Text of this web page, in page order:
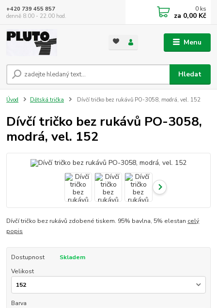
Menu
Hledat
+420 739 455 857
denně 8.00 - 22.00 hod.
0 ks
za 0,00 Kč
Úvod Dětská trička Dívčí tričko bez rukávů PO-3058, modrá, vel. 152
Dívčí tričko bez rukávů PO-3058,
modrá, vel. 152
Dívčí tričko bez rukávů zdobené tiskem. 95% bavlna, 5% elestan celý
popis
Dostupnost
Skladem
Velikost
Barva